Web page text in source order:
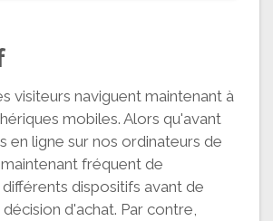
visiteurs naviguent maintenant à
mobiles. Alors qu'avant
en ligne sur nos ordinateurs de
fréquent de
dispositifs avant de
d'achat. Par contre,